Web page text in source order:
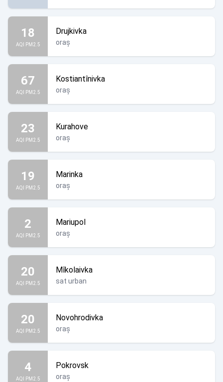
18
AQI PM2.5
Drujkivka
oraș
67
AQI PM2.5
Kostiantînivka
oraș
23
AQI PM2.5
Kurahove
oraș
19
AQI PM2.5
Marinka
oraș
2
AQI PM2.5
Mariupol
oraș
20
AQI PM2.5
Mîkolaivka
sat urban
20
AQI PM2.5
Novohrodivka
oraș
4
AQI PM2.5
Pokrovsk
oraș